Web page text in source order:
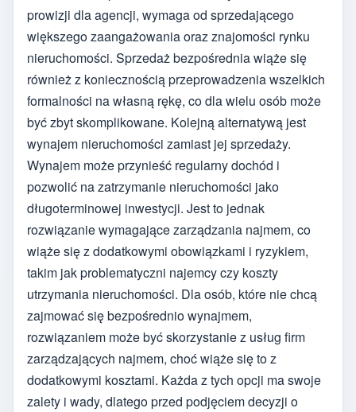
prowizji dla agencji, wymaga od sprzedającego
większego zaangażowania oraz znajomości rynku
nieruchomości. Sprzedaż bezpośrednia wiąże się
również z koniecznością przeprowadzenia wszelkich
formalności na własną rękę, co dla wielu osób może
być zbyt skomplikowane. Kolejną alternatywą jest
wynajem nieruchomości zamiast jej sprzedaży.
Wynajem może przynieść regularny dochód i
pozwolić na zatrzymanie nieruchomości jako
długoterminowej inwestycji. Jest to jednak
rozwiązanie wymagające zarządzania najmem, co
wiąże się z dodatkowymi obowiązkami i ryzykiem,
takim jak problematyczni najemcy czy koszty
utrzymania nieruchomości. Dla osób, które nie chcą
zajmować się bezpośrednio wynajmem,
rozwiązaniem może być skorzystanie z usług firm
zarządzających najmem, choć wiąże się to z
dodatkowymi kosztami. Każda z tych opcji ma swoje
zalety i wady, dlatego przed podjęciem decyzji o